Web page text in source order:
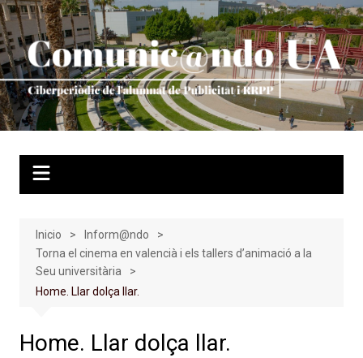
Saltar
al
contenido
Inicio
Inform@ndo
Torna el cinema en valencià i els tallers d’animació a la
Seu universitària
Home. Llar dolça llar.
Home. Llar dolça llar.